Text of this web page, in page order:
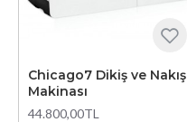
Chicago7 Dikiş ve Nakış
Makinası
44.800,00TL